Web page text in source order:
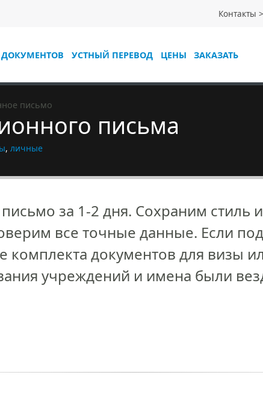
Контакты
ДОКУМЕНТОВ УСТНЫЙ ПЕРЕВОД ЦЕНЫ ЗАКАЗАТЬ
письмо
письма
, личные
за 1-2 дня. Сохраним стиль и
все точные данные. Если
комплекта документов для визы
учреждений и имена были